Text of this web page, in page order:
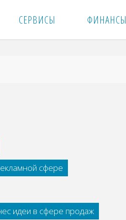
СЕРВИСЫ ФИНАНСЫ
сфере
идеи в сфере продаж